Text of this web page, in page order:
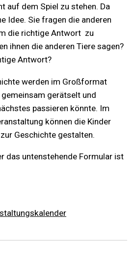
auf dem Spiel zu stehen. Da
Idee. Sie fragen die anderen
die richtige Antwort zu
ihnen die anderen Tiere sagen?
Antwort?
werden im Großformat
gerätselt und
passieren könnte. Im
können die Kinder
Geschichte gestalten.
das untenstehende Formular ist